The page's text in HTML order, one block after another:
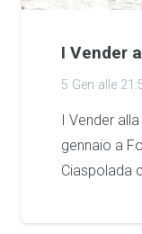
I Vender
5 Gen alle
I Vender
gennaio a
Ciaspolada